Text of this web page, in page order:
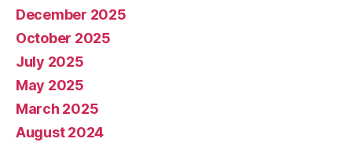
December 2025
October 2025
July 2025
May 2025
March 2025
August 2024